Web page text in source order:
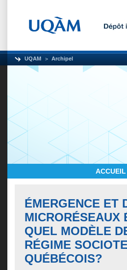
UQAM Archipel
ACCUEIL
ÉMERGENCE ET
MICRORÉSEAUX
QUEL MODÈLE
RÉGIME
QUÉBÉCOIS?